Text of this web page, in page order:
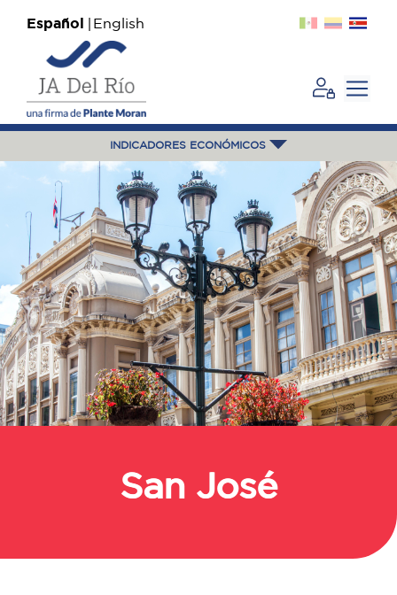
Español English
INDICADORES ECONÓMICOS
San José